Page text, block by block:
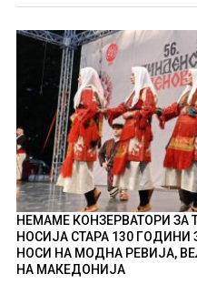
НЕМАМЕ КОНЗЕРВАТОРИ ЗА
НОСИЈА СТАРА 130 ГОДИНИ
НОСИ НА МОДНА РЕВИЈА,
НА МАКЕДОНИЈА